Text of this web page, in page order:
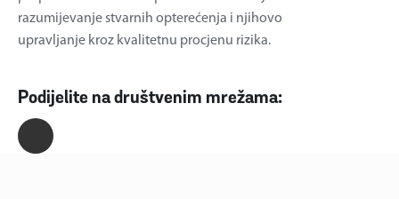
razumijevanje stvarnih opterećenja i njihovo
upravljanje kroz kvalitetnu procjenu rizika.
Podijelite na društvenim mrežama: